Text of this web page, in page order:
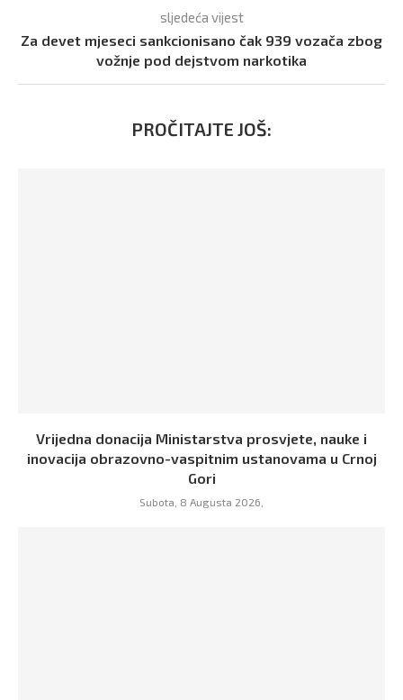
sljedeća vijest
Za devet mjeseci sankcionisano čak 939 vozača zbog
vožnje pod dejstvom narkotika
PROČITAJTE JOŠ:
Vrijedna donacija Ministarstva prosvjete, nauke i
inovacija obrazovno-vaspitnim ustanovama u Crnoj
Gori
Subota, 8 Augusta 2026,